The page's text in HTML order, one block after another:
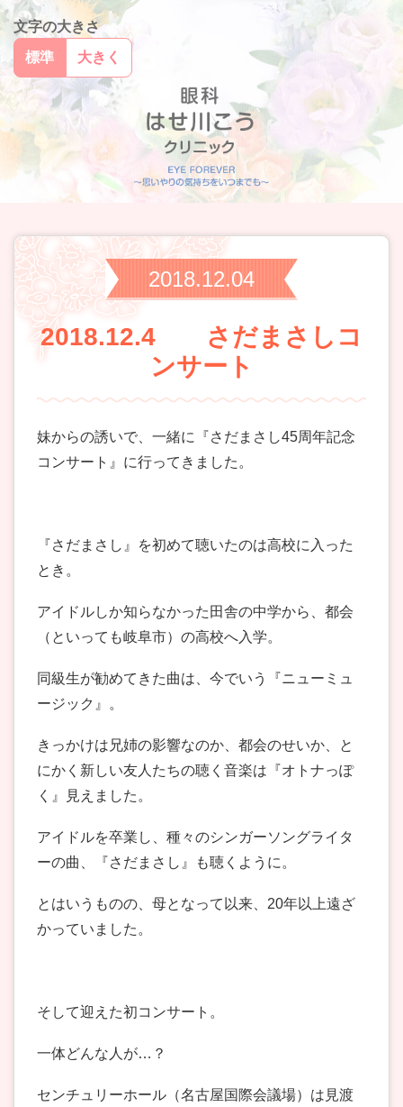
文字の大きさ
標準
大きく
2018.12.04
2018.12.4 さだまさしコ
ンサート
妹からの誘いで、一緒に『さだまさし45周年記念
コンサート』に行ってきました。
『さだまさし』を初めて聴いたのは高校に入った
とき。
アイドルしか知らなかった田舎の中学から、都会
（といっても岐阜市）の高校へ入学。
同級生が勧めてきた曲は、今でいう『ニューミュ
ージック』。
きっかけは兄姉の影響なのか、都会のせいか、と
にかく新しい友人たちの聴く音楽は『オトナっぽ
く』見えました。
アイドルを卒業し、種々のシンガーソングライタ
ーの曲、『さだまさし』も聴くように。
とはいうものの、母となって以来、20年以上遠ざ
かっていました。
そして迎えた初コンサート。
一体どんな人が…？
センチュリーホール（名古屋国際会議場）は見渡